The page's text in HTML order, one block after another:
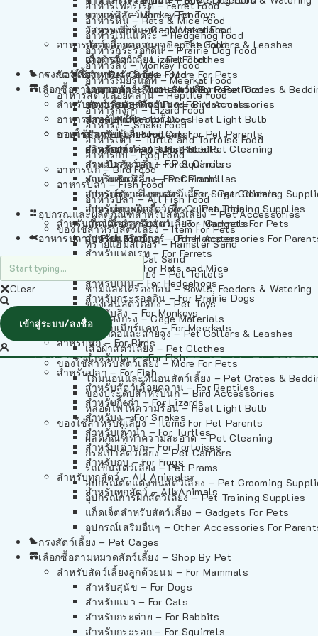
อาหารเฟอร์เร็ต – Ferret Food
อาหารหนู – Rats & Mice Food
อาหารเม่นแคระ – Hedgehog Food
อาหารกระรอกดิน – Prairie Dog Food
อาหารลิง – Monkey Food
อาหารเมียร์แคท – Meerkat Food
อาหารสัตว์เลี้อยคลาน – Reptile Food
อาหารกิ้งก่า – Lizard Food
อาหารงู – Snake Food
อาหารเต่า – Turtle and Tortoise Food
อาหารกบ – Frog Food
อาหารนก – Bird Food
อาหารปลา – Fish Food
อาหารปลา – All Fish Food
อุปกรณและผลิตภัณฑ์สำหรับสัตว์เลี้ยง – Pet Accessories
ของใช้สำหรับสัตว์เลี้ยง – Item For Pets
ทรายแฮมสเตอร์ – Hamster Sand
ทรายแมว – Cat Sand
ห้องน้ำสัตว์เลี้ยง – Pet Toilets
ชามและเครื่องป้อน – Bowls, Feeders & Watering
ของเล่นสัตว์เลี้ยง – Pet Toys
วัสดุรองกรง – Cage Materials
ปลอกคอและสายจูง – Pet Collars & Leashes
เสื้อผ้าสัตว์เลี้ยง – Pet Clothes
ของใช้สำหรับสัตว์เลี้ยง – More For Pets
โดมนอนและที่นอนสัตว์เลี้ยง – Pet Crates &
ของประดับสำหรับนก – Bird Accessories
หลอดไฟให้ความร้อน – Heat Light Bulb
ของใช้สำหรับผู้เลี้ยง – Items For Pet Parents
ผลิตภัณฑ์ทำความสะอาด – Pet Cleaning
กระเป๋าสัตว์เลี้ยง – Pet Carriers
รถเข็นสัตว์เลี้ยง – Pet Prams
อุปกรณ์ตัดแต่งขนสัตว์เลี้ยง – Pet Grooming
อุปกรณ์การฝึกสัตว์เลี้ยง – Pet Training Supplies
แก็ดเจ็ตสำหรับสัตว์เลี้ยง – Gadgets For Pets
อุปกรณ์เสริมอื่นๆ – Other Accessories For
กรงสัตว์เลี้ยง – Pet Cages
เลือกซื้อตามหมวดสัตว์เลี้ยง – Shop By Pet
สำหรับสัตว์เลี้ยงลูกด้วยนม – For Mammals
สำหรับสุนัข – For Dogs
สำหรับแมว – For Cats
สำหรับกระต่าย – For Rabbits
สำหรับกระรอก – For Squirrels
อาหารลิง – Monkey Food
อาหารเมียร์แคท – Meerkat Food
อาหารสัตว์เลี้อยคลาน – Reptile Food
อาหารกิ้งก่า – Lizard Food
อาหารงู – Snake Food
อาหารเต่า – Turtle and Tortoise Food
อาหารกบ – Frog Food
อาหารนก – Bird Food
อาหารปลา – Fish Food
อาหารปลา – All Fish Food
ของเล่นสัตว์เลี้ยง – Pet Toys
วัสดุรองกรง – Cage Materials
ปลอกคอและสายจูง – Pet Collars & Leashes
เสื้อผ้าสัตว์เลี้ยง – Pet Clothes
ของใช้สำหรับสัตว์เลี้ยง – More For Pets
โดมนอนและที่นอนสัตว์เลี้ยง – Pet Crates &
ของประดับสำหรับนก – Bird Accessories
หลอดไฟให้ความร้อน – Heat Light Bulb
ของใช้สำหรับผู้เลี้ยง – Items For Pet Parents
ผลิตภัณฑ์ทำความสะอาด – Pet Cleaning
กระเป๋าสัตว์เลี้ยง – Pet Carriers
รถเข็นสัตว์เลี้ยง – Pet Prams
อุปกรณ์ตัดแต่งขนสัตว์เลี้ยง – Pet Grooming
อุปกรณ์การฝึกสัตว์เลี้ยง – Pet Training Supplies
แก็ดเจ็ตสำหรับสัตว์เลี้ยง – Gadgets For Pets
อุปกรณ์เสริมอื่นๆ – Other Accessories For
กรงสัตว์เลี้ยง – Pet Cages
เลือกซื้อตามหมวดสัตว์เลี้ยง – Shop By Pet
สำหรับสัตว์เลี้ยงลูกด้วยนม – For Mammals
สำหรับสุนัข – For Dogs
สำหรับแมว – For Cats
สำหรับกระต่าย – For Rabbits
สำหรับกระรอก – For Squirrels
สำหรับชินชิล่า – For Chinchillas
สำหรับชูการ์ไกลเดอร์ – For Sugar Gliders
สำหรับหนูแกสบี้ – For Guinea Pigs
สำหรับสัตว์เลี้ยงลูกด้วยนม – For Mammals
สำหรับแฮมสเตอร์ – For Hamsters
สำหรับเฟอเรท – For Ferrets
สำหรับหนู – For Rats and Mice
สำหรับเม่น – For Hedgehogs
สำหรับกระรอกดิน – For Prairie Dogs
สำหรับลิง – For Monkeys
สำหรับเมียร์แคท – For Meerkats
สำหรับนก – For Birds
สำหรับปลา – For Fish
สำหรับปลา – For Fish
สำหรับสัตว์เลื้อยคลาน – For Reptiles
สำหรับกิ้งก่า – For Lizards
สำหรับงู – For Snakes
สำหรับเต่าน้ำ – For Turtles
สำหรับเต่าบก – For Tortoises
สำหรับกบ – For Frogs
สำหรับทุกสัตว์ – All Animals
สำหรับทุกสัตว์ – All Animals
อาหารปลา – Fish Food
Clear
เข้าสู่ระบบ/ลงชื่อ